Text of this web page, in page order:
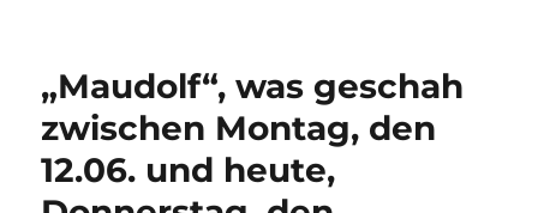
„Maudolf“, was geschah
zwischen Montag, den
12.06. und heute,